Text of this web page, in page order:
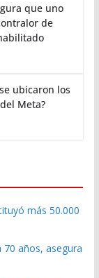
que uno
de
ubicaron los
Meta?
más 50.000
70 años, asegura